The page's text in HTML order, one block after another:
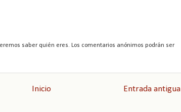
saber quién eres. Los comentarios anónimos podrán ser
Entrada antigua
Inicio